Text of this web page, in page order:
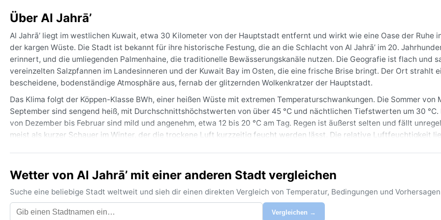
Über Al Jahrā’
Al Jahrā’ liegt im westlichen Kuwait, etwa 30 Kilometer von der Hauptstadt entfernt und wirkt wie eine Oase der Ruhe
der kargen Wüste. Die Stadt ist bekannt für ihre historische Festung, die an die Schlacht von Al Jahrā’ im 20.
erinnert, und die umliegenden Palmenhaine, die traditionelle Bewässerungskanäle nutzen. Die Geografie ist flach und
vereinzelten Salzpfannen im Landesinneren und der Kuwait Bay im Osten, die eine frische Brise bringt. Der Ort strahlt
bescheidene, bodenständige Atmosphäre aus, fernab der glitzernden Wolkenkratzer der Hauptstadt.
Das Klima folgt der Köppen-Klasse BWh, einer heißen Wüste mit extremen Temperaturschwankungen. Die Sommer von
September sind sengend heiß, mit Durchschnittshöchstwerten von über 45 °C und nächtlichen Tiefstwerten um 30 °C.
von Dezember bis Februar sind mild und angenehm, etwa 12 bis 20 °C am Tag. Regen ist äußerst selten und fällt
meist als kurzer Schauer im Winter, der die trockene Luft kurzzeitig feucht werden lässt. Die relative Luftfeuchtigkeit
Die beste Reisezeit ist von November bis März, wenn die Temperaturen moderat sind und die sengende Hitze nachlässt.
ist das Wetter nicht ohne Tücken: Sandstürme können plötzlich aufflammen, die Sicht auf wenige Meter reduzieren, und
bildet sich gelegentlich dichter Morgennebel. Es gibt keine tropischen Stürme, aber die Sommersonne ist unerbittlich
erfordert strikten Sonnenschutz. Die beständige Trockenheit prägt das ganze Jahr über den Rhythmus der Reise.
Wetter von Al Jahrā’ mit einer anderen Stadt vergleichen
Suche eine beliebige Stadt weltweit und sieh dir einen direkten Vergleich von Temperatur, Bedingungen und
Vergleichen →